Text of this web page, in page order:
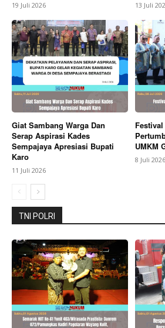
19 Juli 2026 13 Juli
Giat Sambang Warga Dan
Serap Aspirasi Kades
Sempajaya Apresiasi Bupati
Karo
11 Juli 2026
UMKM
8 Juli 2026
TNI POLRI